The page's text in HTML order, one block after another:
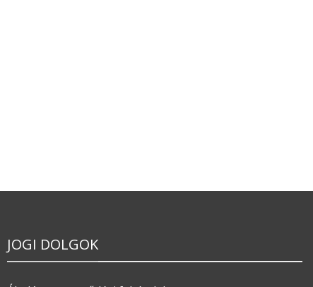
JOGI DOLGOK